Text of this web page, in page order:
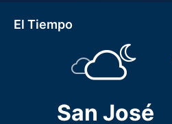
El Tiempo
San José